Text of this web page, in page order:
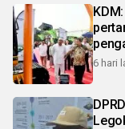
6 hari